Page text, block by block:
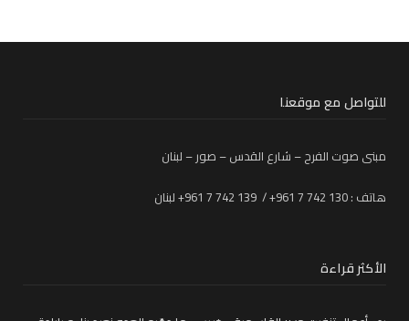
للتواصل مع موقعنا
مبنى صوت الفرح – شارع القدس – صور – لبنان
هاتف : 130 742 7 961+ / 139 742 7 961+ لبنان
الأكثر قراءة